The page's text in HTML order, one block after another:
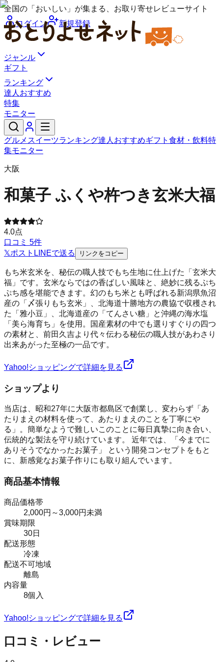
全国の「おいしい」が集まる、お取り寄せレビューサイト
ログイン
新規登録
ジャンル
ギフト
ランキング
達人おすすめ
特集
モニター
グルメ スイーツランキング達人おすすめギフト 食材・飲料特
集モニター
大阪
和菓子 ふくや杵つき玄米大福
4.0点
口コミ 5件
𝕏ポスト LINEで送る リンクをコピー
もち米玄米を、秘伝の職人技でもち生地に仕上げた「玄米大
福」です。玄米ならではの香ばしい風味と、絶妙に残るぷち
ぷち感を堪能できます。幻のもち米とも呼ばれる新潟県魚沼
産の「〆張りもち玄米」、北海道十勝地方の農協で収穫され
た「雅小豆」、北海道産の「てんさい糖」と沖縄の海水塩
「美ら海育ち」を使用。国産素材の中でも選りすぐりの四つ
の素材と、前田久吉より代々伝わる秘伝の職人技があわさり
出来あがった至極の一品です。
Yahoo!ショッピングで詳細を見る
ショップより
当店は、昭和27年に大阪市都島区で創業し、変わらず「あ
たりまえの材料を使って、あたりまえのことを丁寧にや
る」。簡単なようで難しいこのことに毎日真摯に向き合い、
伝統的な製法を守り続けています。 近年では、「今までに
ありそうでなかったお菓子」 という開発コンセプトをもと
に、新感覚なお菓子作りにも取り組んでいます。
商品基本情報
商品価格帯
2,000円～3,000円未満
賞味期限
30日
配送形態
冷凍
配送不可地域
離島
内容量
8個入
Yahoo!ショッピングで詳細を見る
口コミ・レビュー